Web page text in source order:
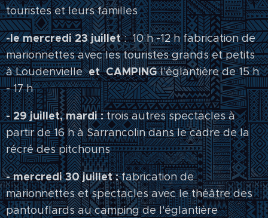
touristes et leurs familles
-le mercredi 23 juillet: 10 h -12 h fabrication de
marionnettes avec les touristes grands et petits
à Loudenvielleet CAMPINGl'églantière de 15 h
- 17 h
- 29 juillet, mardi :trois autres spectacles à
partir de 16 h à Sarrancolin dans le cadre de la
récré des pitchouns
- mercredi 30 juillet :fabrication de
marionnettes et spectacles avec le théâtre des
pantouflards au camping de l'églantière